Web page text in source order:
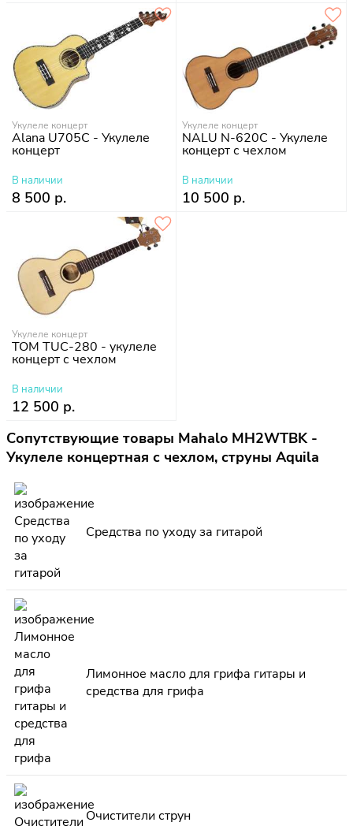
Укулеле концерт
Alana U705C - Укулеле
концерт
В наличии
8 500 р.
Укулеле концерт
NALU N-620С - Укулеле
концерт с чехлом
В наличии
10 500 р.
Укулеле концерт
TOM TUC-280 - укулеле
концерт с чехлом
В наличии
12 500 р.
Сопутствующие товары Mahalo MH2WTBK -
Укулеле концертная с чехлом, струны Aquila
Средства по уходу за гитарой
Лимонное масло для грифа гитары и
средства для грифа
Очистители струн